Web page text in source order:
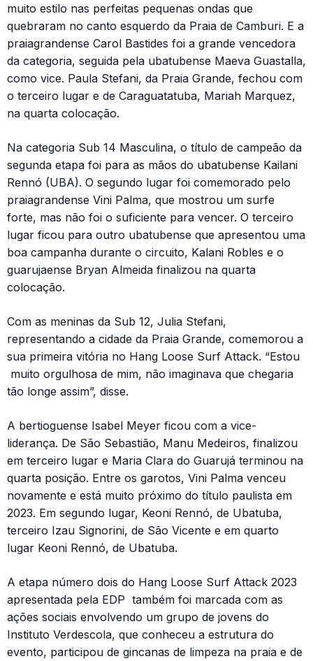
muito estilo nas perfeitas pequenas ondas que
quebraram no canto esquerdo da Praia de Camburi. E a
praiagrandense Carol Bastides foi a grande vencedora
da categoria, seguida pela ubatubense Maeva Guastalla,
como vice. Paula Stefani, da Praia Grande, fechou com
o terceiro lugar e de Caraguatatuba, Mariah Marquez,
na quarta colocação.
Na categoria Sub 14 Masculina, o título de campeão da
segunda etapa foi para as mãos do ubatubense Kailani
Rennó (UBA). O segundo lugar foi comemorado pelo
praiagrandense Vini Palma, que mostrou um surfe
forte, mas não foi o suficiente para vencer. O terceiro
lugar ficou para outro ubatubense que apresentou uma
boa campanha durante o circuito, Kalani Robles e o
guarujaense Bryan Almeida finalizou na quarta
colocação.
Com as meninas da Sub 12, Julia Stefani,
representando a cidade da Praia Grande, comemorou a
sua primeira vitória no Hang Loose Surf Attack. “Estou
muito orgulhosa de mim, não imaginava que chegaria
tão longe assim”, disse.
A bertioguense Isabel Meyer ficou com a vice-
liderança. De São Sebastião, Manu Medeiros, finalizou
em terceiro lugar e Maria Clara do Guarujá terminou na
quarta posição. Entre os garotos, Vini Palma venceu
novamente e está muito próximo do título paulista em
2023. Em segundo lugar, Keoni Rennó, de Ubatuba,
terceiro Izau Signorini, de São Vicente e em quarto
lugar Keoni Rennó, de Ubatuba.
A etapa número dois do Hang Loose Surf Attack 2023
apresentada pela EDP também foi marcada com as
ações sociais envolvendo um grupo de jovens do
Instituto Verdescola, que conheceu a estrutura do
evento, participou de gincanas de limpeza na praia e de